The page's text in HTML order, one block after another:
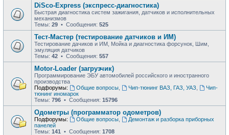
DiSco-Express (экспресс-диагностика)
Быстрая диагностика систем зажигания, датчиков и исполнительных
механизмов
Темы: 29 • Сообщения: 525
Тест-Мастер (тестирование датчиков и ИМ)
Тестирование дачиков и ИМ, Мойка и диагностика форсунок, Шим,
эмуляция датчиков
Темы: 42 • Сообщения: 557
Motor-Loader (загрузчик)
Программирование ЭБУ автомобилей российского и иностранного
производства
Подфорумы:
Общие вопросы, Чип-тюнинг ВАЗ, ГАЗ, УАЗ
Чип-
тюнинг иномарок
Темы: 796 • Сообщения: 15796
Одометры (программатор одометров)
Подфорумы: Общие вопросы,
Демонтаж и разборка приборных
панелей
Темы: 141 • Сообщения: 1708